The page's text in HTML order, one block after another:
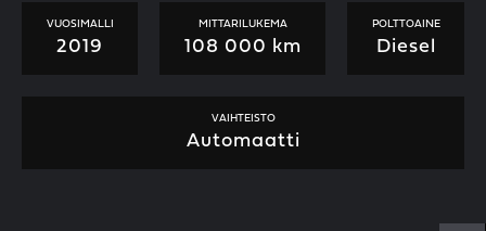
VUOSIMALLI
2019
MITTARILUKEMA
108 000 km
POLTTOAINE
Diesel
VAIHTEISTO
Automaatti